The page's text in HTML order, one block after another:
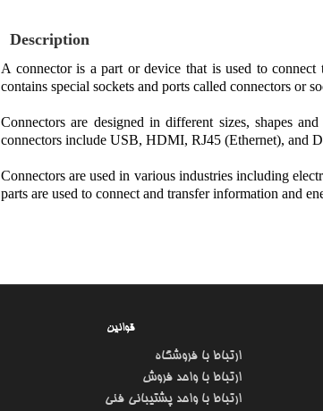
Description
A connector is a part or device that is used to
contains special sockets and ports called connectors or
Connectors are designed in different sizes, shapes
connectors include USB, HDMI, RJ45 (Ethernet), and
Connectors are used in various industries including
parts are used to connect and transfer information and
قوانین
ارتباط با فروشگاه
ارتباط با واحد فروش
ارتباط با واحد پشتیبانی فنی